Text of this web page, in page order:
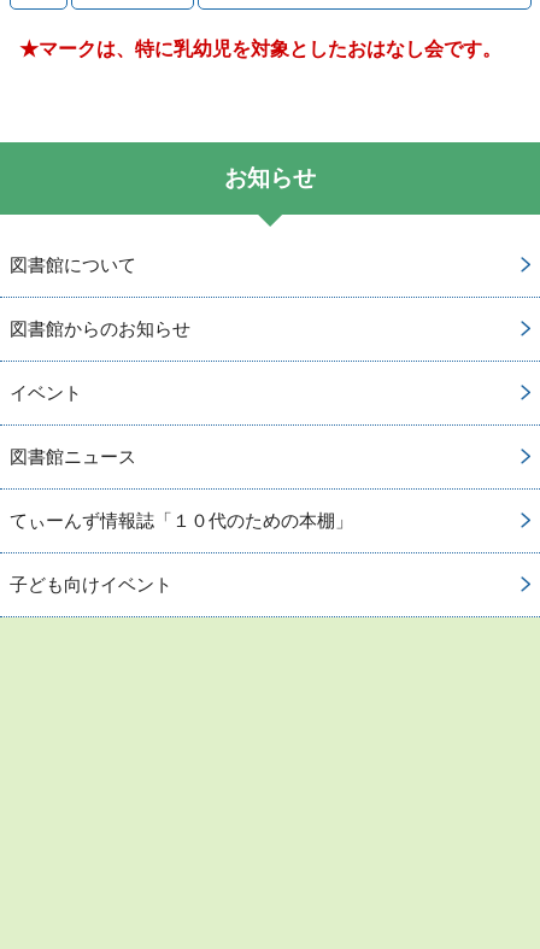
★マークは、特に乳幼児を対象としたおはなし会です。
お知らせ
図書館について
図書館からのお知らせ
イベント
図書館ニュース
てぃーんず情報誌「１０代のための本棚」
子ども向けイベント